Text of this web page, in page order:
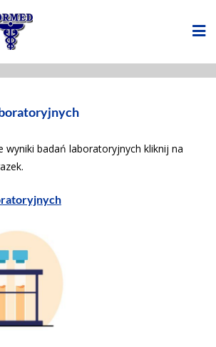
wyniki badań laboratoryjnych kliknij na